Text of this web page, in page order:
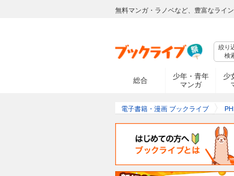
無料マンガ・ラノベなど、豊富なライ
絞り
検
総合
少年・青年
マンガ
少
電子書籍・漫画 ブックライブ